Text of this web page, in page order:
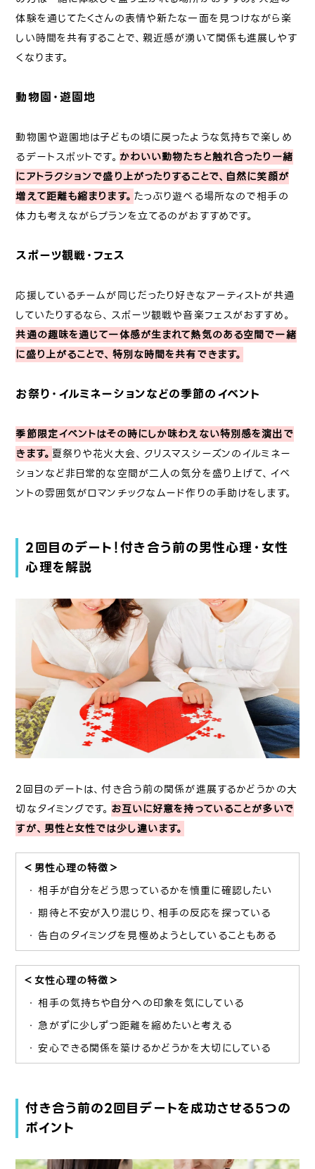
体験を通じてたくさんの表情や新たな一面を見つけながら楽
しい時間を共有することで、親近感が湧いて関係も進展しやす
くなります。
動物園・遊園地
動物園や遊園地は子どもの頃に戻ったような気持ちで楽しめ
るデートスポットです。 かわいい動物たちと触れ合ったり一緒
にアトラクションで盛り上がったりすることで、自然に笑顔が
増えて距離も縮まります。 たっぷり遊べる場所なので相手の
体力も考えながらプランを立てるのがおすすめです。
スポーツ観戦・フェス
応援しているチームが同じだったり好きなアーティストが共通
していたりするなら、スポーツ観戦や音楽フェスがおすすめ。
共通の趣味を通じて一体感が生まれて熱気のある空間で一緒
に盛り上がることで、特別な時間を共有できます。
お祭り・イルミネーションなどの季節のイベント
季節限定イベントはその時にしか味わえない特別感を演出で
きます。 夏祭りや花火大会、クリスマスシーズンのイルミネー
ションなど非日常的な空間が二人の気分を盛り上げて、イベ
ントの雰囲気がロマンチックなムード作りの手助けをします。
2回目のデート！付き合う前の男性心理・女性
心理を解説
2回目のデートは、付き合う前の関係が進展するかどうかの大
切なタイミングです。 お互いに好意を持っていることが多いで
すが、男性と女性では少し違います。
＜男性心理の特徴＞
相手が自分をどう思っているかを慎重に確認したい
期待と不安が入り混じり、相手の反応を探っている
告白のタイミングを見極めようとしていることもある
＜女性心理の特徴＞
相手の気持ちや自分への印象を気にしている
急がずに少しずつ距離を縮めたいと考える
安心できる関係を築けるかどうかを大切にしている
付き合う前の2回目デートを成功させる5つの
ポイント